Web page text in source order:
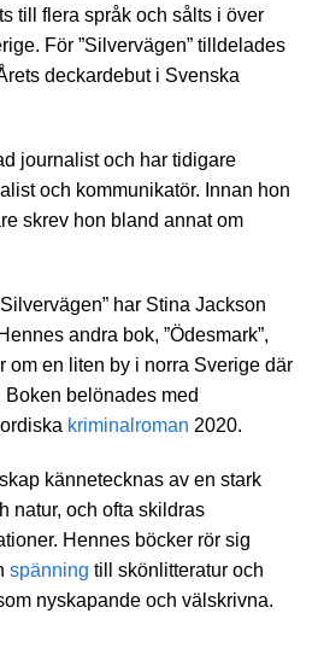
till flera språk och sålts i över
För ”Silvervägen” tilldelades
deckardebut i Svenska
journalist och har tidigare
och kommunikatör. Innan hon
skrev hon bland annat om
har Stina Jackson
andra bok, ”Ödesmark”,
om en liten by i norra Sverige där
belönades med
kriminalroman 2020.
kännetecknas av en stark
natur, och ofta skildras
Hennes böcker rör sig
spänning till skönlitteratur och
nyskapande och välskrivna.